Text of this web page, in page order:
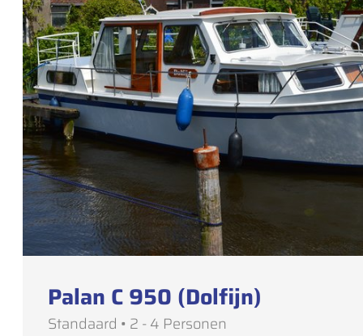
Palan C 950 (Dolfijn)
Standaard • 2 - 4 Personen